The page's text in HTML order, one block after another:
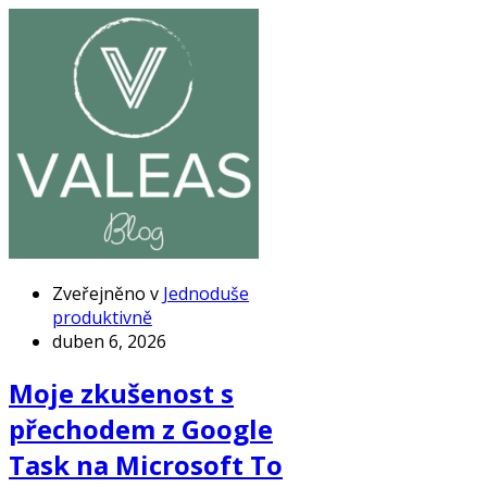
Zveřejněno v Jednoduše
produktivně
duben 6, 2026
Moje zkušenost s
přechodem z Google
Task na Microsoft To